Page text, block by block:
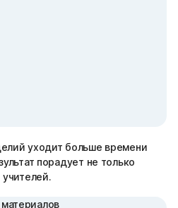
уходит больше времени
порадует не только